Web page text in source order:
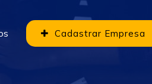
Cadastrar Empresa